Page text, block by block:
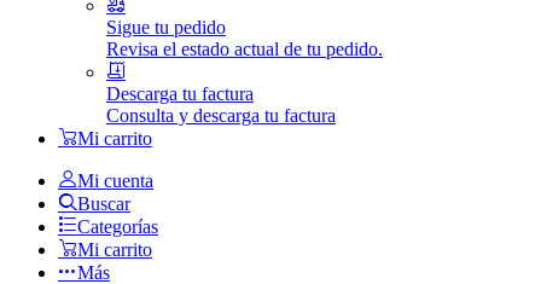
Sigue tu pedido
Revisa el estado actual de tu pedido.
Descarga tu factura
Consulta y descarga tu factura
Mi carrito
Mi cuenta
Buscar
Categorías
Mi carrito
Más